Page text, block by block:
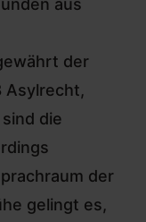
der
Asylrecht,
die
der
gelingt es,